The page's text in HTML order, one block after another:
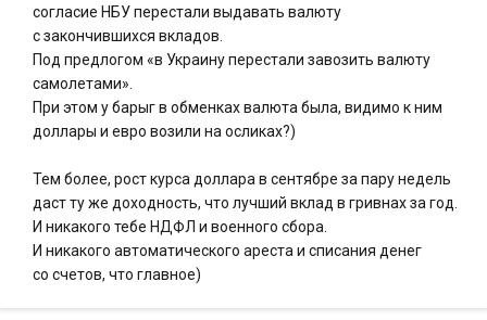
согласие НБУ перестали выдавать валюту
с закончившихся вкладов.
Под предлогом «в Украину перестали завозить валюту
самолетами».
При этом у барыг в обменках валюта была, видимо к ним
доллары и евро возили на осликах?)
Тем более, рост курса доллара в сентябре за пару недель
даст ту же доходность, что лучший вклад в гривнах за год.
И никакого тебе НДФЛ и военного сбора.
И никакого автоматического ареста и списания денег
со счетов, что главное)